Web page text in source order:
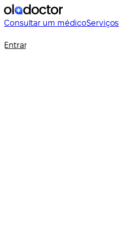
Consultar um médicoServiços
Entrar